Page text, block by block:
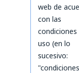
web de
con las
condiciones
uso (en lo
sucesivo: